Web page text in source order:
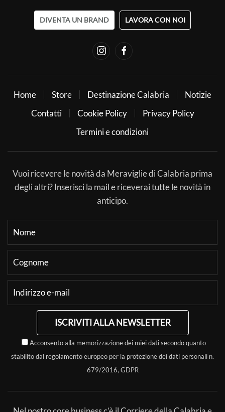
DIVENTA UN BRAND LAVORA CON NOI
Home Store Destinazione Calabria
Notizie
Contatti
Cookie Policy
Privacy Policy
Termini e condizioni
Vuoi ricevere le novità da Meraviglie di Calabria prima
degli altri? Inserisci la mail e riceverai tutte le novità in
anticipo.
ISCRIVITI ALLA NEWSLETTER
Acconsento alla memorizzazione dei miei dati secondo quanto
stabilito dal regolamento europeo per la protezione dei dati personali n.
679/2016, GDPR